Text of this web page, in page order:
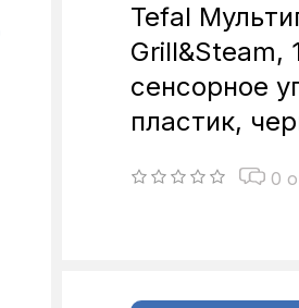
Tefal
Grill&Steam,
сенсорное
пластик,
0